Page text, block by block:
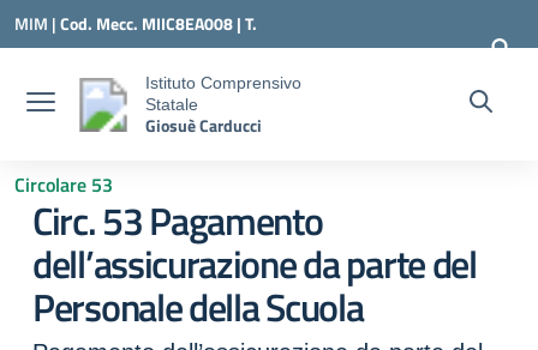
Vai ai contenuti
Vai al menu di navigazione
Vai al footer
MIM |Cod. Mecc. MIIC8EA008 | T.
MIIC8EA008@ISTRUZIONE.IT
Istituto Comprensivo
Statale
Giosuè Carducci
Circolare 53
Circ. 53 Pagamento
dell’assicurazione da parte del
Personale della Scuola